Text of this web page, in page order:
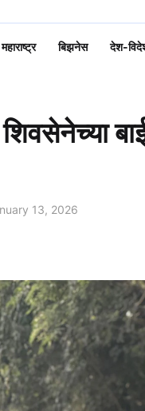
महाराष्ट्र बिझनेस देश-
13, 2026